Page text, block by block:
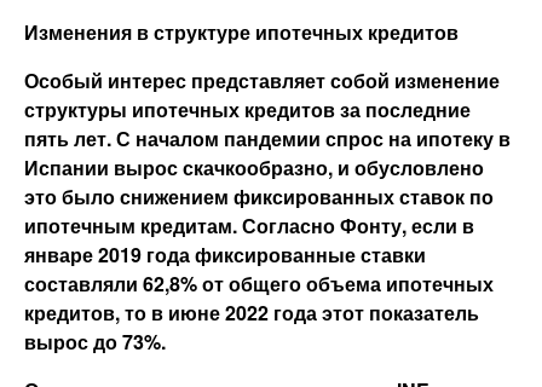
Изменения в структуре ипотечных кредитов
Особый интерес представляет собой изменение
структуры ипотечных кредитов за последние
пять лет. С началом пандемии спрос на ипотеку в
Испании вырос скачкообразно, и обусловлено
это было снижением фиксированных ставок по
ипотечным кредитам. Согласно Фонту, если в
январе 2019 года фиксированные ставки
составляли 62,8% от общего объема ипотечных
кредитов, то в июне 2022 года этот показатель
вырос до 73%.